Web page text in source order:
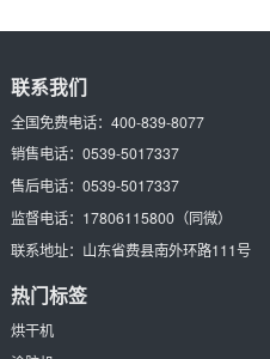
联系我们
全国免费电话： 400-839-8077
销售电话： 0539-5017337
售后电话： 0539-5017337
监督电话： 17806115800（同微）
联系地址： 山东省费县南外环路111号
热门标签
烘干机